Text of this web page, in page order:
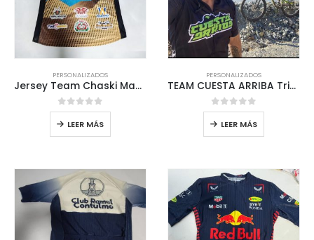
PERSONALIZADOS
Jersey Team Chaski Manga corta
0out of 5
LEER MÁS
PERSONALIZADOS
TEAM CUESTA ARRIBA Tricota Personalizada MTB
0out of 5
LEER MÁS